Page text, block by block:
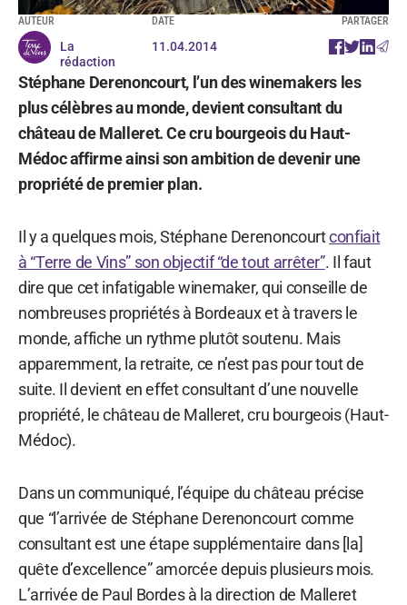
AUTEUR
La
rédaction
DATE
11.04.2014
PARTAGER
Stéphane Derenoncourt, l’un des winemakers les
plus célèbres au monde, devient consultant du
château de Malleret. Ce cru bourgeois du Haut-
Médoc affirme ainsi son ambition de devenir une
propriété de premier plan.
Il y a quelques mois, Stéphane Derenoncourtconfiait
à “Terre de Vins” son objectif “de tout arrêter”. Il faut
dire que cet infatigable winemaker, qui conseille de
nombreuses propriétés à Bordeaux et à travers le
monde, affiche un rythme plutôt soutenu. Mais
apparemment, la retraite, ce n’est pas pour tout de
suite. Il devient en effet consultant d’une nouvelle
propriété, le château de Malleret, cru bourgeois (Haut-
Médoc).
Dans un communiqué, l’équipe du château précise
que “l’arrivée de Stéphane Derenoncourt comme
consultant est une étape supplémentaire dans [la]
quête d’excellence” amorcée depuis plusieurs mois.
L’arrivée de Paul Bordes à la direction de Malleret